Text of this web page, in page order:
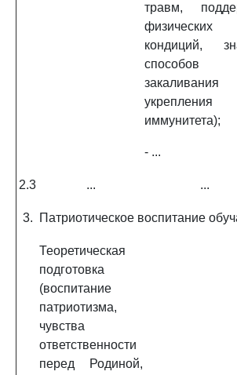
травм,
физических
кондиций,
способов
укрепления
иммунитета);
- ...
2.3 ... ...
3. Патриотическое воспитание
Теоретическая
подготовка
(воспитание
патриотизма,
чувства
ответственности
перед Родиной,